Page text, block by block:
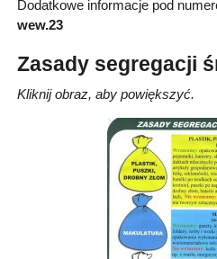
Dodatkowe informacje pod
wew.23
Zasady segregacji
Kliknij obraz, aby powiększyć.